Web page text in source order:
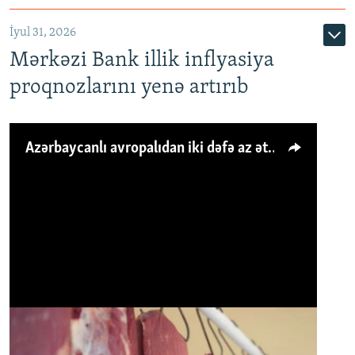
İyul 31, 2026
Mərkəzi Bank illik inflyasiya
proqnozlarını yenə artırıb
Azərbaycanlı avropalıdan iki dəfə az ət yeyir, amma... 'Qiymət artımı qaçılmazdır'